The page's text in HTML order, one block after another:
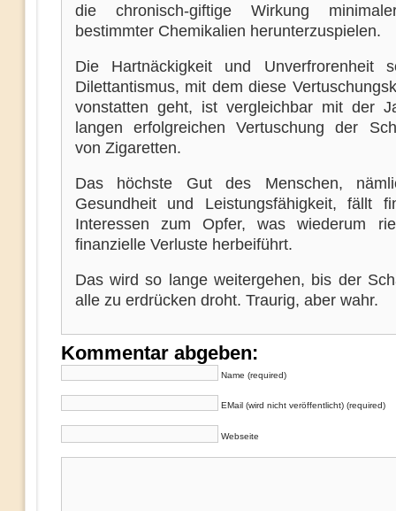
die chronisch-giftige Wirkung
bestimmter Chemikalien herunterzuspielen.
Die Hartnäckigkeit und Unverfrorenheit
Dilettantismus, mit dem diese
vonstatten geht, ist vergleichbar mit der
langen erfolgreichen Vertuschung der
von Zigaretten.
Das höchste Gut des Menschen,
Gesundheit und Leistungsfähigkeit, fällt
Interessen zum Opfer, was wiederum
finanzielle Verluste herbeiführt.
Das wird so lange weitergehen, bis der
alle zu erdrücken droht. Traurig, aber wahr.
Kommentar abgeben:
Name (required)
EMail (wird nicht veröffentlicht) (required)
Webseite